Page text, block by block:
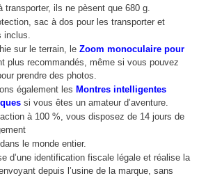
transporter, ils ne pèsent que 680 g.
sac à dos pour les transporter et
inclus.
sur le terrain, le Zoom monoculaire pour
plus recommandés, même si vous pouvez
prendre des photos.
également les Montres intelligentes
si vous êtes un amateur d’aventure.
à 100 %, vous disposez de 14 jours de
le monde entier.
d’une identification fiscale légale et réalise la
depuis l’usine de la marque, sans